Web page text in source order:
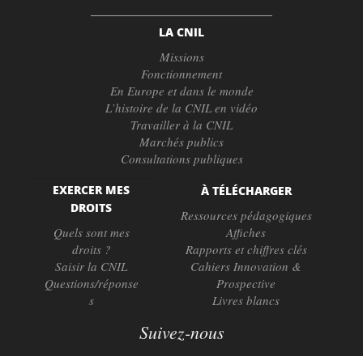
LA CNIL
Missions
Fonctionnement
En Europe et dans le monde
L’histoire de la CNIL en vidéo
Travailler à la CNIL
Marchés publics
Consultations publiques
EXERCER MES
DROITS
Quels sont mes
droits ?
Saisir la CNIL
Questions/réponse
s
À TÉLÉCHARGER
Ressources pédagogiques
Affiches
Rapports et chiffres clés
Cahiers Innovation &
Prospective
Livres blancs
Suivez-nous